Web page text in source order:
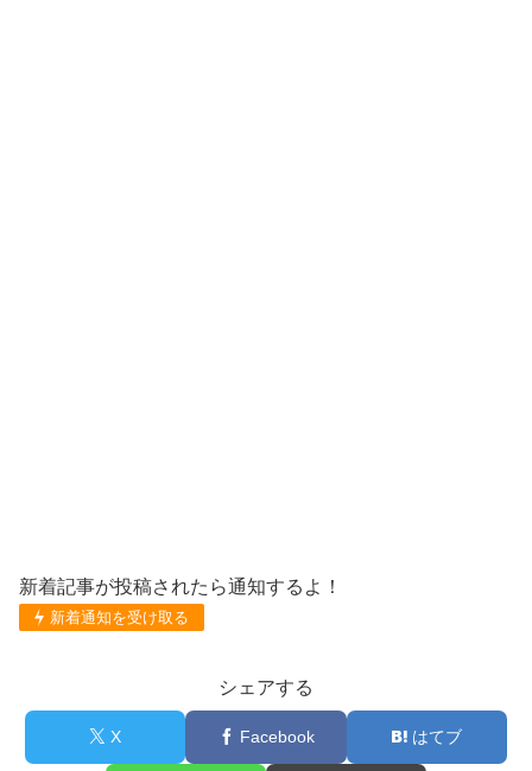
新着記事が投稿されたら通知するよ！
新着通知を受け取る
シェアする
X Facebook はてブ